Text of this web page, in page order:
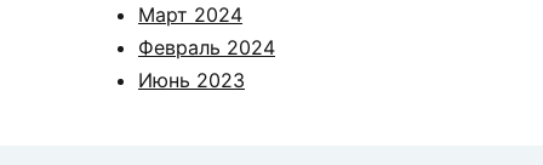
Март 2024
Февраль 2024
Июнь 2023